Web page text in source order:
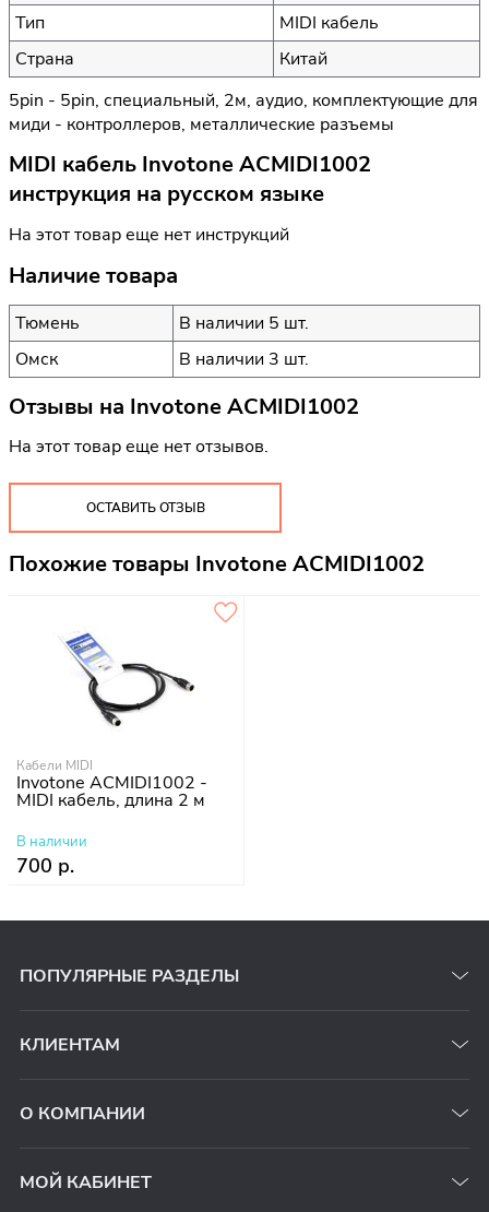
Тип
MIDI кабель
Страна
Китай
5pin - 5pin, специальный, 2м, аудио, комплектующие для
миди - контроллеров, металлические разъемы
MIDI кабель Invotone ACMIDI1002
инструкция на русском языке
На этот товар еще нет инструкций
Наличие товара
Тюмень
В наличии 5 шт.
Омск
В наличии 3 шт.
Отзывы на Invotone ACMIDI1002
На этот товар еще нет отзывов.
ОСТАВИТЬ ОТЗЫВ
Похожие товары Invotone ACMIDI1002
Кабели MIDI
Invotone ACMIDI1002 -
MIDI кабель, длина 2 м
В наличии
700 р.
ПОПУЛЯРНЫЕ РАЗДЕЛЫ
КЛИЕНТАМ
О КОМПАНИИ
МОЙ КАБИНЕТ